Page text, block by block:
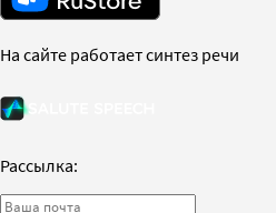
На сайте работает синтез речи
Рассылка: